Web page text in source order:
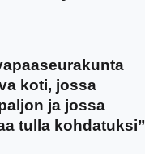
koti, jossa
ja jossa
tulla kohdatuksi”